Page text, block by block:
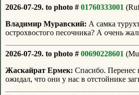
2026-07-29. to photo # 01760333001
Владимир Муравский: А самка
острохвостого песочника? А очень
2026-07-29. to photo # 00690228601
Жаскайрат Ермек: Спасибо. Перенес
ожидал, что они у нас в отстойнике